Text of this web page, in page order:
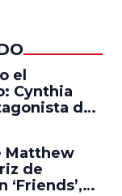
el
Cynthia
de
ser
Matthew
de
‘Friends’,